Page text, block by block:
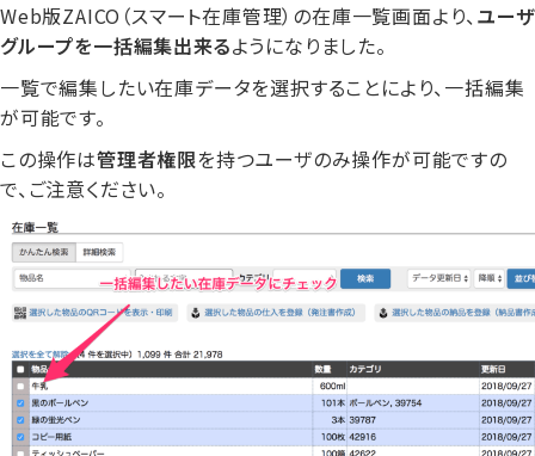
Web版ZAICO（スマート在庫管理）の在庫一覧画面より、ユーザ
グループを一括編集出来るようになりました。
一覧で編集したい在庫データを選択することにより、一括編集
が可能です。
この操作は管理者権限を持つユーザのみ操作が可能ですの
で、ご注意ください。